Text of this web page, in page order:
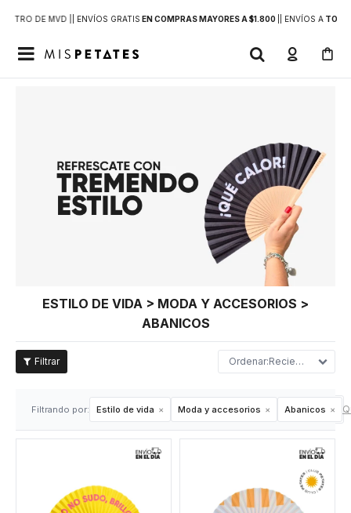
DE MVD | | ENVÍOS GRATIS EN COMPRAS MAYORES A $1.800 | ENVÍOS ATODO

ESTILO DE VIDA > MODA Y ACCESORIOS >
ABANICOS
Recientes
Filtrando por: Estilo de vida Moda y accesorios Abanicos